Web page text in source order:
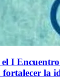
I Encuentro
la